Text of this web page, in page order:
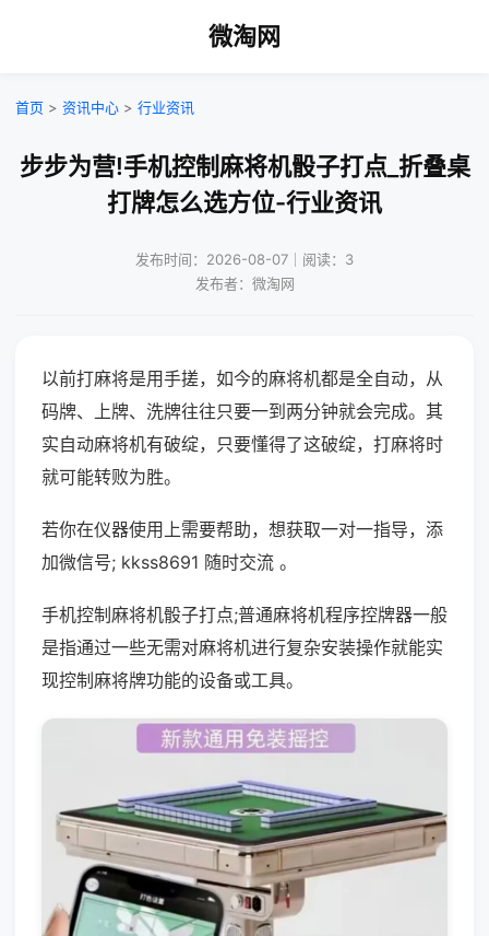
微淘网
首页 > 资讯中心 > 行业资讯
步步为营!手机控制麻将机骰子打点_折叠桌
打牌怎么选方位-行业资讯
发布时间：2026-08-07｜阅读：3
发布者：微淘网
以前打麻将是用手搓，如今的麻将机都是全自动，从
码牌、上牌、洗牌往往只要一到两分钟就会完成。其
实自动麻将机有破绽，只要懂得了这破绽，打麻将时
就可能转败为胜。
若你在仪器使用上需要帮助，想获取一对一指导，添
加微信号; kkss8691 随时交流 。
手机控制麻将机骰子打点;普通麻将机程序控牌器一般
是指通过一些无需对麻将机进行复杂安装操作就能实
现控制麻将牌功能的设备或工具。